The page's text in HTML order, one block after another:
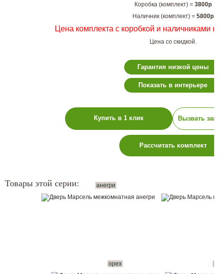
Коробка (комплект) = 3800р
Наличник (комплект) = 5800р
Цена комплекта с коробкой и наличниками
Цена со скидкой.
Гарантия низкой цены
Показать в интерьере
Купить в 1 клик Вызвать
Рассчитать комплект
Товары этой серии: анегри
орех